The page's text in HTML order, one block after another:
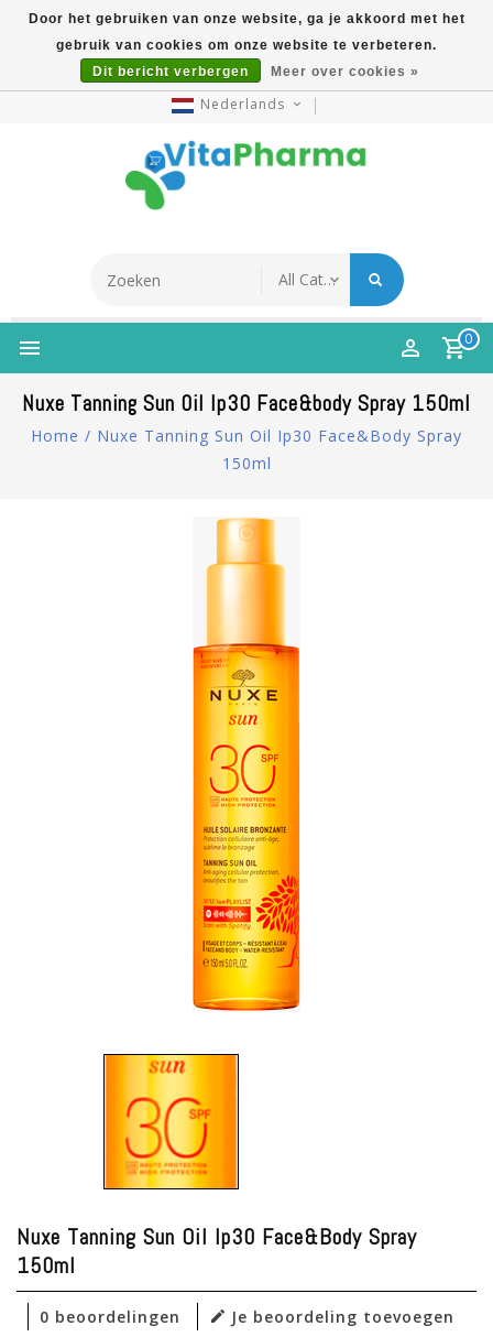
5% Korting Na Aanmelding Op Nieuwsbrief | Gratis
Verzending Vanaf €49 | Online Sinds 2007
Nederlands
0
Nuxe Tanning Sun Oil Ip30 Face&body Spray 150ml
Home / Nuxe Tanning Sun Oil Ip30 Face&body Spray
150ml
Nuxe Tanning Sun Oil Ip30 Face&body Spray
150ml
0 beoordelingen
Je beoordeling toevoegen
Door het gebruiken van onze website, ga je akkoord met het
gebruik van cookies om onze website te verbeteren.
Dit bericht verbergen
Meer over cookies »